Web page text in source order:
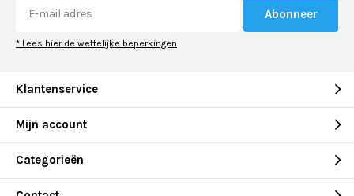
Abonneer
* Lees hier de wettelijke beperkingen
Klantenservice
Mijn account
Categorieën